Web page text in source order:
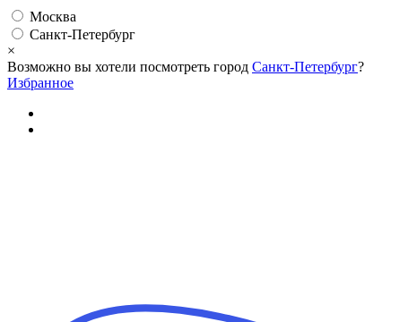
Москва
Санкт-Петербург
×
Возможно вы хотели посмотреть город Санкт-Петербург?
Избранное